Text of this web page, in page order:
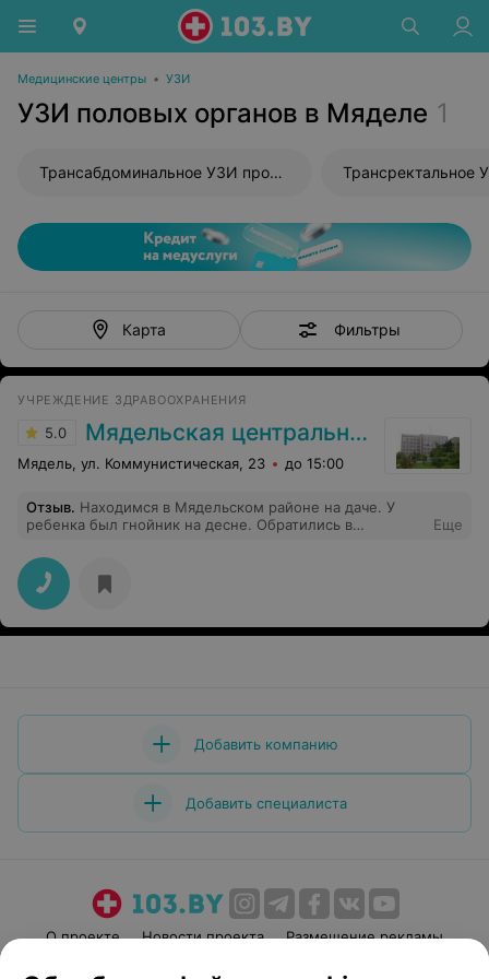
Медицинские центры • УЗИ
УЗИ половых органов в Мяделе 1
Трансабдоминальное УЗИ простаты Трансректальное
Карта Фильтры
УЧРЕЖДЕНИЕ ЗДРАВООХРАНЕНИЯ
5.0 Мядельская центральная районная больница
Мядель, ул. Коммунистическая, 23 до 15:00
Отзыв. Находимся в Мядельском районе на даче. У
ребенка был гнойник на десне. Обратились в
Стоматолог быстро обработала десну, дала
рекомендации. Спасибо за оперативность и
вежливость!
Еще
Добавить компанию
Добавить специалиста
О проекте Новости проекта
Размещение рекламы